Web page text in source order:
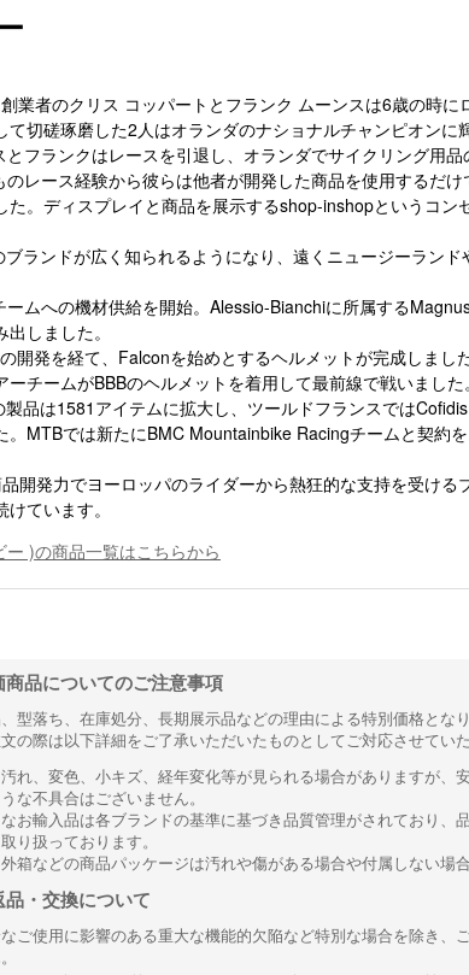
業者のクリス コッパートとフランク ムーンスは6歳の時
て切磋琢磨した2人はオランダのナショナルチャンピオンに
フランクはレースを引退し、オランダでサイクリング用品
レース経験から彼らは他者が開発した商品を使用するだ
た。ディスプレイと商品を展示するshop-inshopというコン
ランドが広く知られるようになり、遠くニュージーラン
ムへの機材供給を開始。Alessio-Bianchiに所属する
しました。
開発を経て、Falconを始めとするヘルメットが完成しまし
ーチームがBBBのヘルメットを着用して最前線で戦いました。
品は1581アイテムに拡大し、ツールドフランスでは
。MTBでは新たにBMC Mountainbike Racingチームと契約
開発力でヨーロッパのライダーから熱狂的な支持を受ける
ています。
ー )の商品一覧はこちらから
商品についてのご注意事項
型落ち、在庫処分、長期展示品などの理由による特別価格となり
の際は以下詳細をご了承いただいたものとしてご対応させていた
汚れ、変色、小キズ、経年変化等が見られる場合がありますが、
うな不具合はございません。
なお輸入品は各ブランドの基準に基づき品質管理がされており、
取り扱っております。
外箱などの商品パッケージは汚れや傷がある場合や付属しない場合
品・交換について
ご使用に影響のある重大な機能的欠陥など特別な場合を除き、